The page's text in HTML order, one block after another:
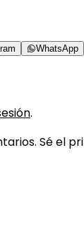
WhatsApp
.
Sé el